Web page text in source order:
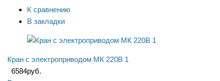
К сравнению
В закладки
Кран с электроприводом МК 220B 1
6584руб.